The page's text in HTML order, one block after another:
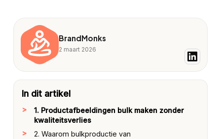
BrandMonks
2 maart 2026
In dit artikel
1. Productafbeeldingen bulk maken zonder
kwaliteitsverlies
2. Waarom bulkproductie van